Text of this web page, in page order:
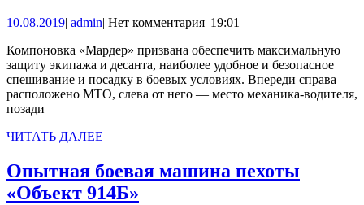
пехоты
Marder,
Германия
10.08.201910.08.2019
| adminadmin
| Нет комментария| 19:01
Компоновка «Мардер» призвана обеспечить максимальную
защиту экипажа и десанта, наиболее удобное и безопасное
спешивание и посадку в боевых условиях. Впереди справа
расположено МТО, слева от него — место механика-водителя,
позади
ЧИТАТЬ ДАЛЕЕ
Опытная боевая машина пехоты
«Объект 914Б»